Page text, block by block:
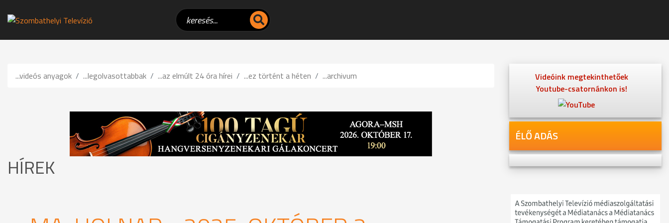
...videós anyagok ...legolvasottabbak ...az elmúlt 24 óra hírei ...ez történt a héten ...archivum
HÍREK
Videóink megtekinthetőek
Youtube-csatornánkon is!
ÉLŐ ADÁS